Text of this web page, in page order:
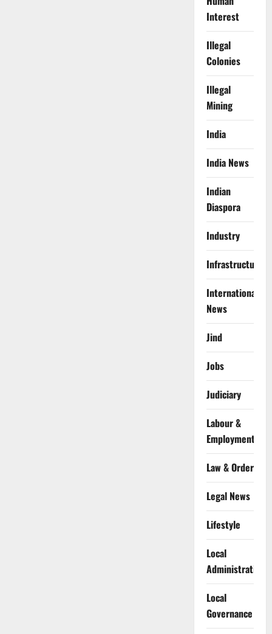
Interest
Illegal
Colonies
Illegal
Mining
India
India News
Indian
Diaspora
Industry
Infrastructure
International
News
Jind
Jobs
Judiciary
Labour &
Employment
Law & Order
Legal News
Lifestyle
Local
Administration
Local
Governance